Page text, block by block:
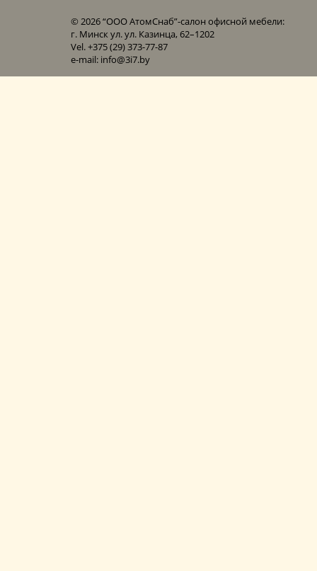
© 2026 “ООО АтомСнаб”-cалон офисной мебели:
г. Минск ул. ул. Казинца, 62–1202
Vel. +375 (29) 373-77-87
e-mail: info@3i7.by